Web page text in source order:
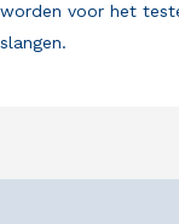
worden voor het
slangen.